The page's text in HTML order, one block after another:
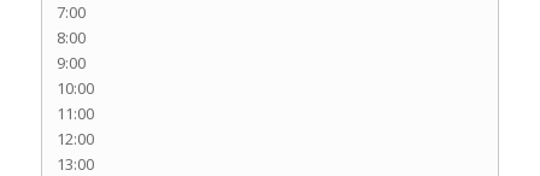
7:00
8:00
9:00
10:00
11:00
12:00
13:00